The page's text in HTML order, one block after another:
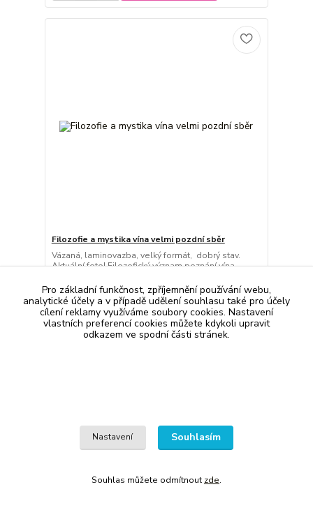
Filozofie a mystika vína velmi pozdní sběr
Vázaná, laminovazba, velký formát, dobrý stav.
Aktuální foto! Filozofický význam poznání vína
rozumovému přístupu. Ve správném rozpoznávání
hlubšího smyslu vína je zakoušena pravda, které
nelze dosáhnout jinými prostředky a cestami. Víno
v jakékoliv podobě,...
170 Kč/ks skladem 1 ks
Pro základní funkčnost, zpříjemnění používání webu,
analytické účely a v případě udělení souhlasu také pro účely
cílení reklamy využíváme soubory cookies. Nastavení
vlastních preferencí cookies můžete kdykoli upravit
odkazem ve spodní části stránek.
Nastavení Souhlasím
Souhlas můžete odmítnout zde.